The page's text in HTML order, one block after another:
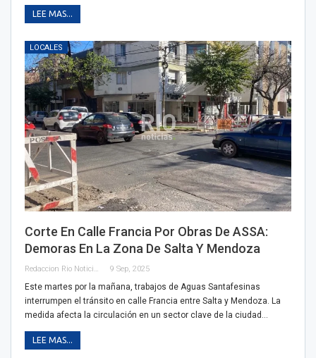
LEE MAS...
LOCALES
Corte En Calle Francia Por Obras De ASSA:
Demoras En La Zona De Salta Y Mendoza
Redaccion Rio Noticias 9 Sep, 2025
Este martes por la mañana, trabajos de Aguas Santafesinas
interrumpen el tránsito en calle Francia entre Salta y Mendoza. La
medida afecta la circulación en un sector clave de la ciudad…
LEE MAS...